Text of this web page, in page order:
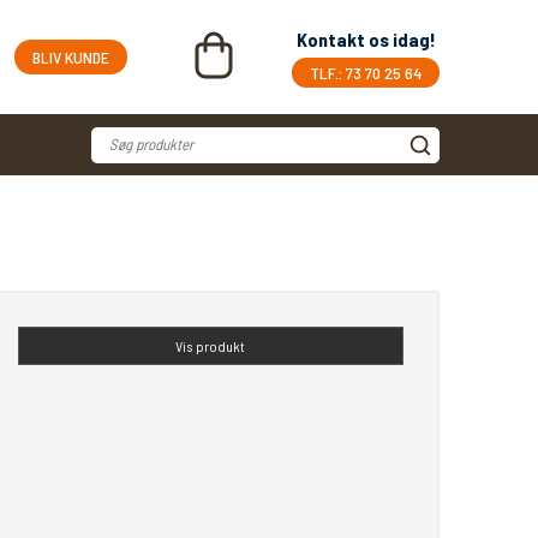
BLIV KUNDE
Kontakt os idag!
TLF.: 73 70 25 64
Vis produkt